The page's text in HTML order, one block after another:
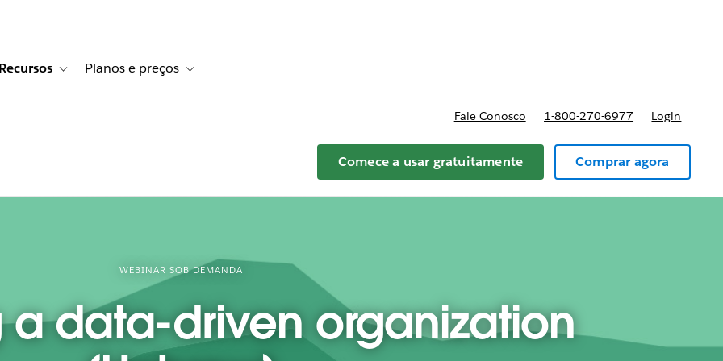
Histórias de clientes
sub-navigation for Soluções
Recursos Toggle sub-navigation for Recursos
Planos e preços Toggle sub-navigation for Planos e preços
Fale Conosco 1-800-270-6977 Login
Comece a usar gratuitamente Comprar agora
WEBINAR SOB DEMANDA
data-driven organization